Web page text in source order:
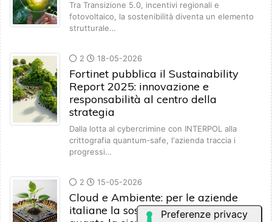
Tra Transizione 5.0, incentivi regionali e
fotovoltaico, la sostenibilità diventa un elemento
strutturale…
2 18-05-2026
Fortinet pubblica il Sustainability
Report 2025: innovazione e
responsabilità al centro della
strategia
Dalla lotta al cybercrimine con INTERPOL alla
crittografia quantum-safe, l'azienda traccia i
progressi…
2 15-05-2026
Cloud e Ambiente: per le aziende
italiane la sostenibilità è prioritaria